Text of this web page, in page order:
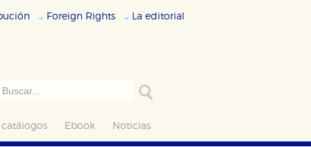
Foreign Rights La editorial
catálogos Ebook Noticias